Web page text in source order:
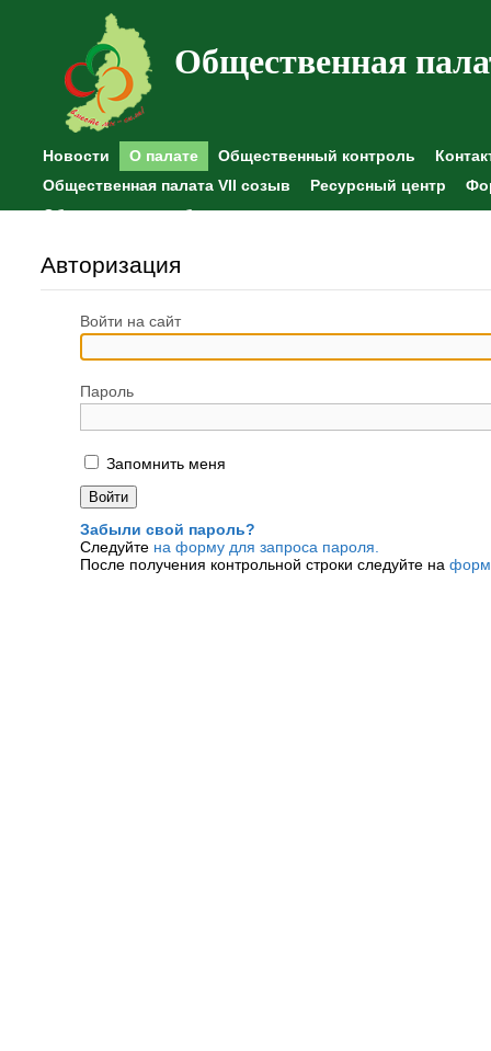
Общественная
Новости О палате Общественный контроль
Общественная палата VII созыв
Ресурсный центр
Общественные наблюдения
Авторизация
Войти на сайт
Пароль
Запомнить меня
Забыли свой пароль?
Следуйте на форму для запроса пароля.
После получения контрольной строки следуйте на